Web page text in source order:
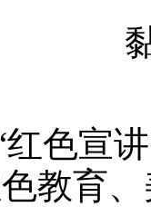
色宣
教育